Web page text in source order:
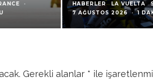
·
HABERLER LA VUELTA
7 AĞUSTOS 2026
· 1
Gerekli alanlar * ile